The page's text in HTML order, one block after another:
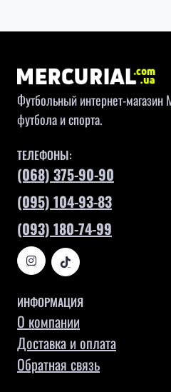
Футбольный интернет-магазин
футбола и спорта.
ТЕЛЕФОНЫ:
(068) 375-90-90
(095) 104-93-83
(093) 180-74-99
ИНФОРМАЦИЯ
О компании
Доставка и оплата
Обратная связь